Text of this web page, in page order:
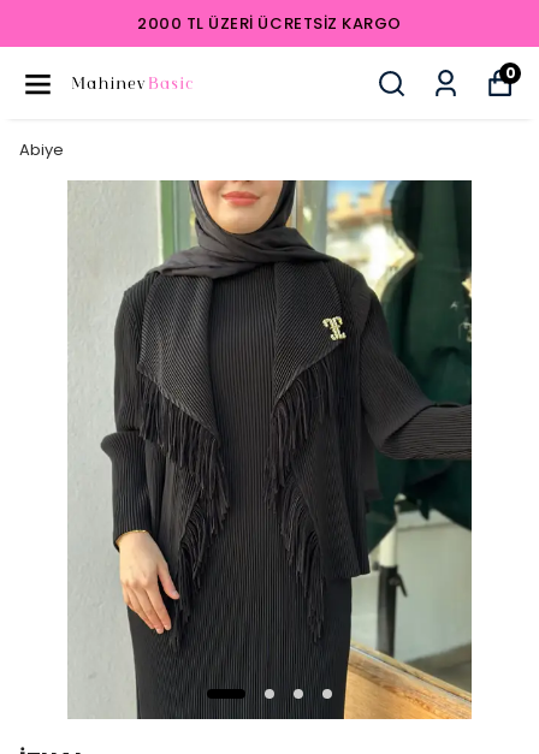
2000 TL ÜZERI ÜCRETSIZ KARGO
0
Abiye